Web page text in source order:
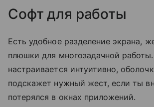
Софт для работы
Есть удобное разделение экрана,
плюшки для многозадачной
настраивается интуитивно,
подскажет нужный жест, если ты
потерялся в окнах приложений.